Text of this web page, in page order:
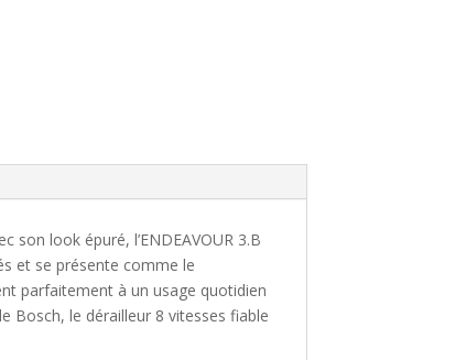
son look épuré, l’ENDEAVOUR 3.B
et se présente comme le
parfaitement à un usage quotidien
Bosch, le dérailleur 8 vitesses fiable